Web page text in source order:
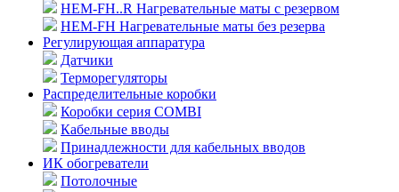
HEM-FH..R Нагревательные маты с резервом
HEM-FH Нагревательные маты без резерва
Регулирующая аппаратура
Датчики
Терморегуляторы
Распределительные коробки
Коробки серия COMBI
Кабельные вводы
Принадлежности для кабельных вводов
ИК обогреватели
Потолочные